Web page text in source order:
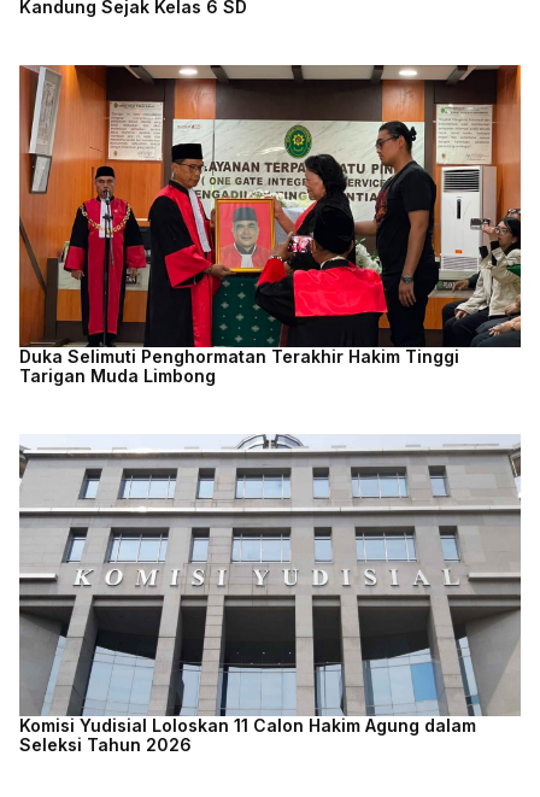
Kandung Sejak Kelas 6 SD
Duka Selimuti Penghormatan Terakhir Hakim Tinggi
Tarigan Muda Limbong
Komisi Yudisial Loloskan 11 Calon Hakim Agung dalam
Seleksi Tahun 2026